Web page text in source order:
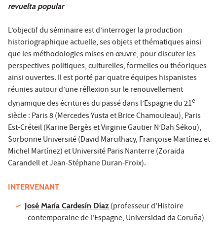
revuelta popular
L’objectif du séminaire est d’interroger la production
historiographique actuelle, ses objets et thématiques ainsi
que les méthodologies mises en œuvre, pour discuter les
perspectives politiques, culturelles, formelles ou théoriques
ainsi ouvertes. Il est porté par quatre équipes hispanistes
réunies autour d’une réflexion sur le renouvellement
dynamique des écritures du passé dans l’Espagne du 21e
siècle : Paris 8 (Mercedes Yusta et Brice Chamouleau), Paris
Est-Créteil (Karine Bergès et Virginie Gautier N’Dah Sékou),
Sorbonne Université (David Marcilhacy, Françoise Martínez et
Michel Martínez) et Université Paris Nanterre (Zoraida
Carandell et Jean-Stéphane Duran-Froix).
INTERVENANT
José María Cardesín Díaz(professeur d'Histoire
contemporaine de l'Espagne, Universidad da Coruña)